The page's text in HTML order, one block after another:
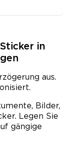
Sticker in
aus.
Bilder,
Legen Sie
gängige